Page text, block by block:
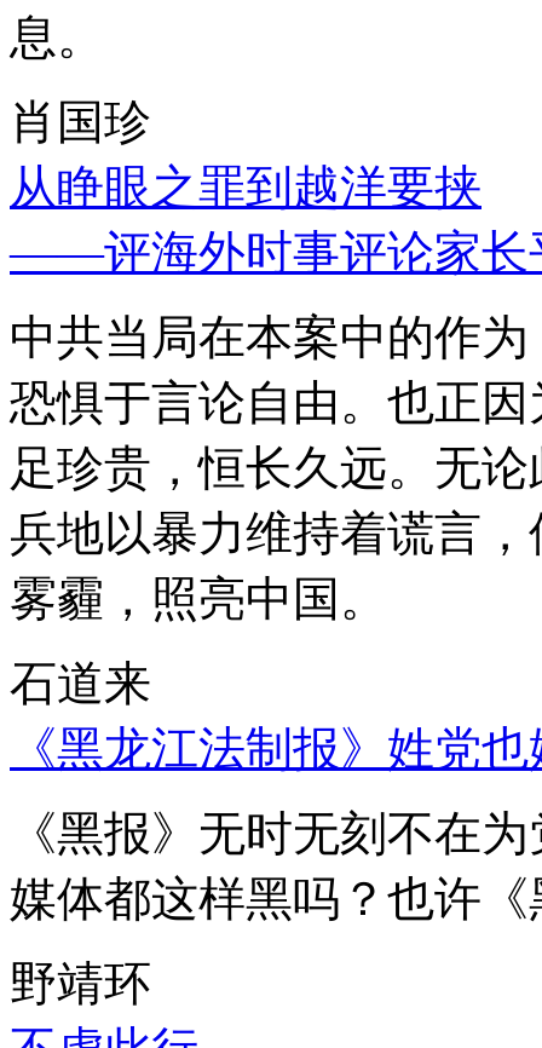
息。
肖国珍
从睁眼之罪到越洋要挟
——评海外时事评论家长
中共当局在本案中的作
恐惧于言论自由。也正
足珍贵，恒长久远。无
兵地以暴力维持着谎言
雾霾，照亮中国。
石道来
《黑龙江法制报》姓党
《黑报》无时无刻不在
媒体都这样黑吗？也许
野靖环